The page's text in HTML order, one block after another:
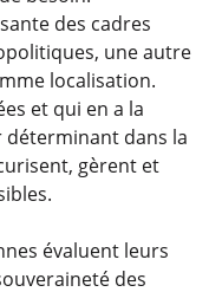
des cadres
une autre
localisation.
et qui en a la
déterminant dans la
gèrent et
évaluent leurs
des